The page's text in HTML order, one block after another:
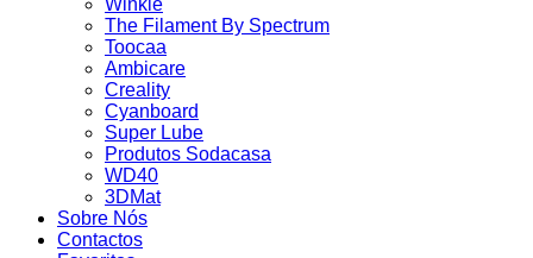
Winkle
The Filament By Spectrum
Toocaa
Ambicare
Creality
Cyanboard
Super Lube
Produtos Sodacasa
WD40
3DMat
Sobre Nós
Contactos